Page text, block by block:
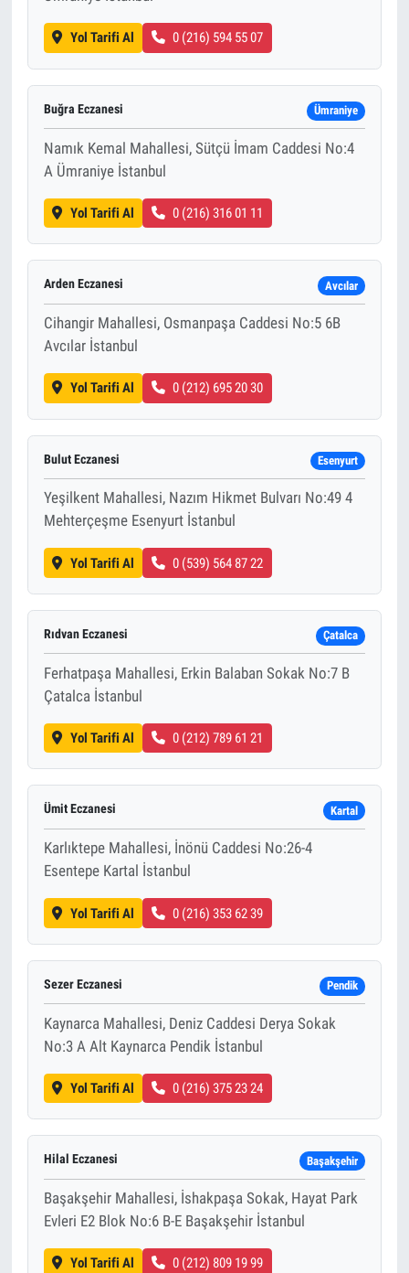
Yol Tarifi Al 0 (216) 594 55 07
Buğra Eczanesi Ümraniye
Namık Kemal Mahallesi, Sütçü İmam Caddesi No:4
A Ümraniye İstanbul
Yol Tarifi Al 0 (216) 316 01 11
Arden Eczanesi Avcılar
Cihangir Mahallesi, Osmanpaşa Caddesi No:5 6B
Avcılar İstanbul
Yol Tarifi Al 0 (212) 695 20 30
Bulut Eczanesi Esenyurt
Yeşilkent Mahallesi, Nazım Hikmet Bulvarı No:49 4
Mehterçeşme Esenyurt İstanbul
Yol Tarifi Al 0 (539) 564 87 22
Rıdvan Eczanesi Çatalca
Ferhatpaşa Mahallesi, Erkin Balaban Sokak No:7 B
Çatalca İstanbul
Yol Tarifi Al 0 (212) 789 61 21
Ümit Eczanesi Kartal
Karlıktepe Mahallesi, İnönü Caddesi No:26-4
Esentepe Kartal İstanbul
Yol Tarifi Al 0 (216) 353 62 39
Sezer Eczanesi Pendik
Kaynarca Mahallesi, Deniz Caddesi Derya Sokak
No:3 A Alt Kaynarca Pendik İstanbul
Yol Tarifi Al 0 (216) 375 23 24
Hilal Eczanesi Başakşehir
Başakşehir Mahallesi, İshakpaşa Sokak, Hayat Park
Evleri E2 Blok No:6 B-E Başakşehir İstanbul
Yol Tarifi Al 0 (212) 809 19 99